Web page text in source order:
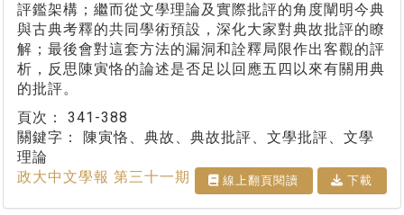
評鑑架構；繼而從文學理論及實際批評的角度闡明今典
與古典考釋的共同學術預設，深化大家對典故批評的瞭
解；最後會對這套方法的漏洞和詮釋局限作出客觀的評
析，反思陳寅恪的論述是否足以回應五四以來有關用典
的批評。
頁次： 341-388
關鍵字：
陳寅恪、典故、典故批評、文學批評、文學
理論
政大中文學報 第三十一期
線上翻⾴閱讀 下載